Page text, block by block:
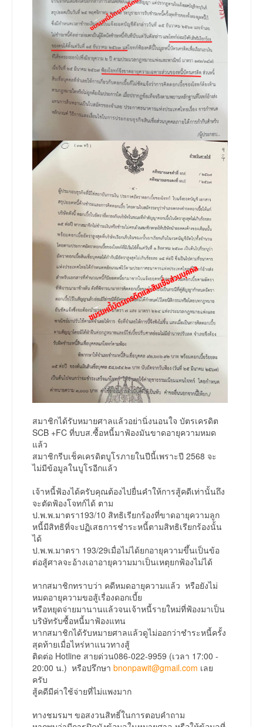
สมาชิกได้รับหมายศาลแล้วอย่านิ่งนอนใจ บัตรเครดิต
SCB +FC ที่บบส.ซื้อหนี้มาฟ้องมันขาดอายุความหมด
แล้ว
สมาชิกรีบเช็คเครดิตบูโรภายในปีนี้เพราะปี 2568 จะ
ไม่มีข้อมูลในบูโรอีกแล้ว
เจ้าหนี้ฟ้องได้ครับคุณต้องไปยื่นคำให้การสู้คดีเท่านั้นถึง
จะตัดฟ้องโจทก์ได้ ตาม
ป.พ.พ.มาตรา193/10 สิทธิเรียกร้องที่ขาดอายุความลูก
หนี้มีสิทธิที่จะปฏิเสธการชำระหนี้ตามสิทธิเรียกร้องนั้น
ได้
ป.พ.พ.มาตรา 193/29เมื่อไม่ได้ยกอายุความขึ้นเป็นข้อ
ต่อสู้ศาลจะอ้างเอาอายุความมาเป็นเหตุยกฟ้องไม่ได้
หากสมาชิกทราบว่า คดีหมดอายุความแล้ว หรือยังไม่
หมดอายุความขอสู้เรื่องดอกเบี้ย
หรือหยุดจ่ายมานานแล้วจนเจ้าหนี้รายใหม่ที่ฟ้องมาเป็น
บริษัทรับซื้อหนี้มาฟ้องแทน
หากสมาชิกได้รับหมายศาลแล้วดูไม่ออกว่าชำระหนี้ครั้ง
สุดท้ายเมื่อไหร่หาแนวทางสู้
ติดต่อ Hotline สายด่วน086-022-9959 (เวลา 17:00 -
20:00 น.) หรือปรึกษา bnonpawit@gmail.com เลย
ครับ
สู้คดีมีค่าใช้จ่ายที่ไม่แพงมาก
ทางชมรมฯ ขอสงวนสิทธิ์ในการตอบคำถาม